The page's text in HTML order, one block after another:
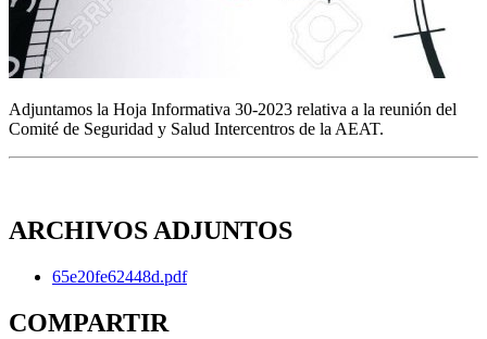
Adjuntamos la Hoja Informativa 30-2023 relativa a la reunión del
Comité de Seguridad y Salud Intercentros de la AEAT.
ARCHIVOS ADJUNTOS
65e20fe62448d.pdf
COMPARTIR